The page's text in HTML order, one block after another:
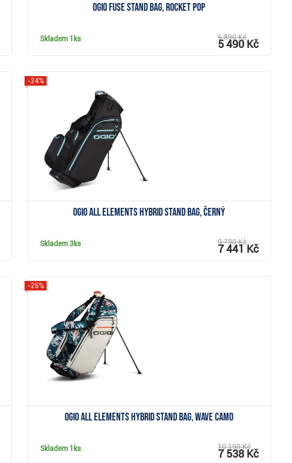
Ogio Fuse stand bag, rocket pop
Skladem 1ks 6 890 Kč
5 490 Kč
Ogio All Elements Hybrid stand bag, černý
-24%
Skladem3ks 9 790 Kč
7 441 Kč
Ogio All Elements Hybrid stand bag, wave camo
-26%
Skladem 1ks 10 190 Kč
7 538 Kč